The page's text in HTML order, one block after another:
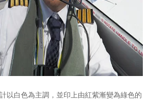
以白色為主調，並印上由紅紫漸變為綠色的